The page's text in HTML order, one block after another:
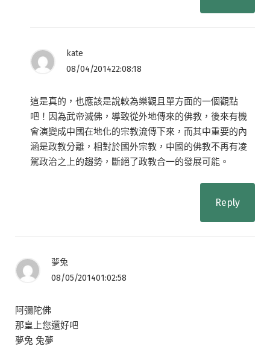
kate
08/04/201422:08:18
這是真的，也應該是說較為樂觀且單方面的一個觀點
吧！因為武帝滅佛，導致從外地傳來的佛教，後來有機
會演變成中國在地化的宗教流傳下來，而其中重要的內
涵是政教分離，相對於國外宗教，中國的佛教不再有凌
駕政治之上的趨勢，斷絕了政教合一的發展可能。
Reply
夢兔
08/05/201401:02:58
阿彌陀佛
那皇上您還好吧
夢兔 兔夢